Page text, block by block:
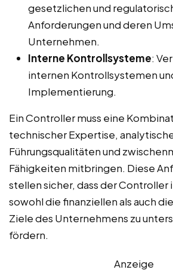
gesetzlichen und
Anforderungen und deren
Unternehmen.
Interne Kontrollsysteme:
internen Kontrollsystemen
Implementierung.
Ein Controller muss eine
technischer Expertise,
Führungsqualitäten und
Fähigkeiten mitbringen. Diese
stellen sicher, dass der Controller
sowohl die finanziellen als auch
Ziele des Unternehmens zu
fördern.
Anzeige